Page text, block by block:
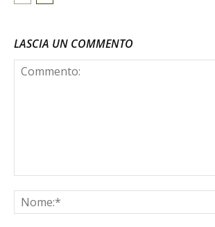
LASCIA UN COMMENTO